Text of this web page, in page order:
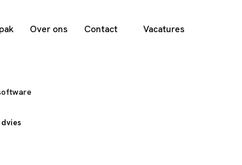
Over ons Contact Vacatures